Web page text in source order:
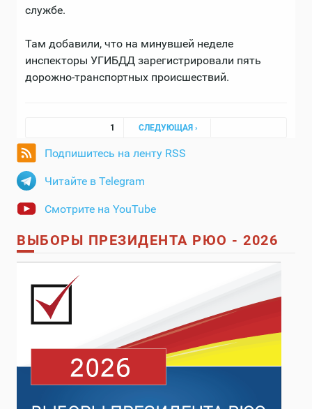
службе.
Там добавили, что на минувшей неделе
инспекторы УГИБДД зарегистрировали пять
дорожно-транспортных происшествий.
Страницы
1 СЛЕДУЮЩАЯ ›
Подпишитесь на ленту RSS
Читайте в Telegram
Смотрите на YouTube
ВЫБОРЫ ПРЕЗИДЕНТА РЮО - 2026